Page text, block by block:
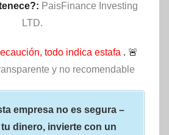
PaisFinance Investing
LTD.
todo indica estafa . 🚨
y no recomendable
empresa no es segura –
dinero, invierte con un